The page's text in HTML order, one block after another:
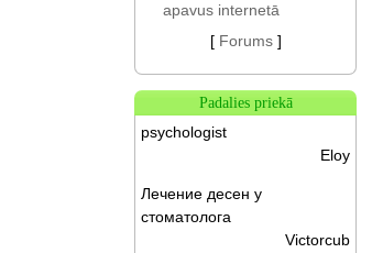
apavus internetā
[ Forums]
Padalies priekā
psychologist
Eloy
Лечение десен у
стоматолога
Victorcub